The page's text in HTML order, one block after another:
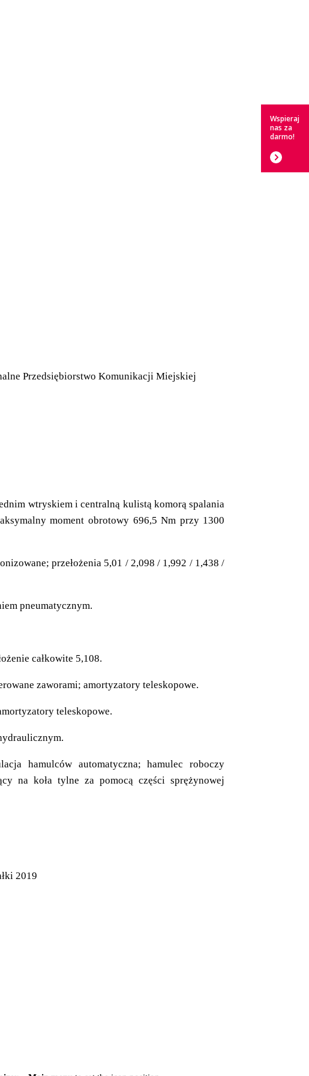
Przedsiębiorstwo Komunikacji Miejskiej
wtryskiem i centralną kulistą komorą spalania
moment obrotowy 696,5 Nm przy 1300
przełożenia 5,01 / 2,098 / 1,992 / 1,438 /
pneumatycznym.
całkowite 5,108.
zaworami; amortyzatory teleskopowe.
teleskopowe.
hamulców automatyczna; hamulec roboczy
na koła tylne za pomocą części sprężynowej
2019
Wspieraj
nas za
darmo!